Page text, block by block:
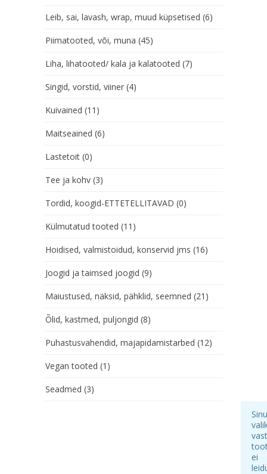
Leib, sai, lavash, wrap, muud küpsetised (6)
Piimatooted, või, muna (45)
Liha, lihatooted/ kala ja kalatooted (7)
Singid, vorstid, viiner (4)
Kuivained (11)
Maitseained (6)
Lastetoit (0)
Tee ja kohv (3)
Tordid, koogid-ETTETELLITAVAD (0)
Külmutatud tooted (11)
Hoidised, valmistoidud, konservid jms (16)
Joogid ja taimsed joogid (9)
Maiustused, näksid, pähklid, seemned (21)
Õlid, kastmed, puljongid (8)
Puhastusvahendid, majapidamistarbed (12)
Vegan tooted (1)
Seadmed (3)
Sinu
ei